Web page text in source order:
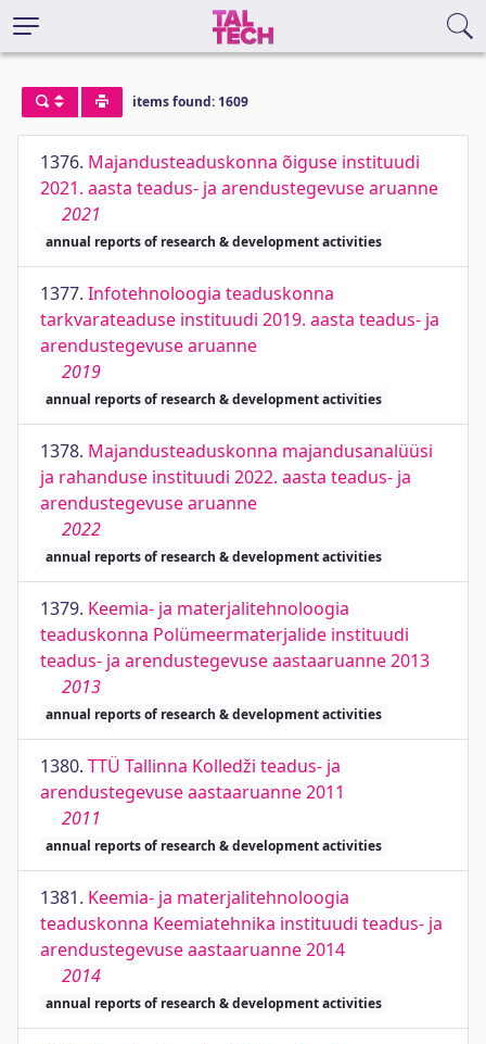
items found: 1609
1376. Majandusteaduskonna õiguse instituudi
2021. aasta teadus- ja arendustegevuse aruanne
2021
annual reports of research & development activities
1377. Infotehnoloogia teaduskonna
tarkvarateaduse instituudi 2019. aasta teadus- ja
arendustegevuse aruanne
2019
annual reports of research & development activities
1378. Majandusteaduskonna majandusanalüüsi
ja rahanduse instituudi 2022. aasta teadus- ja
arendustegevuse aruanne
2022
annual reports of research & development activities
1379. Keemia- ja materjalitehnoloogia
teaduskonna Polümeermaterjalide instituudi
teadus- ja arendustegevuse aastaaruanne 2013
2013
annual reports of research & development activities
1380. TTÜ Tallinna Kolledži teadus- ja
arendustegevuse aastaaruanne 2011
2011
annual reports of research & development activities
1381. Keemia- ja materjalitehnoloogia
teaduskonna Keemiatehnika instituudi teadus- ja
arendustegevuse aastaaruanne 2014
2014
annual reports of research & development activities